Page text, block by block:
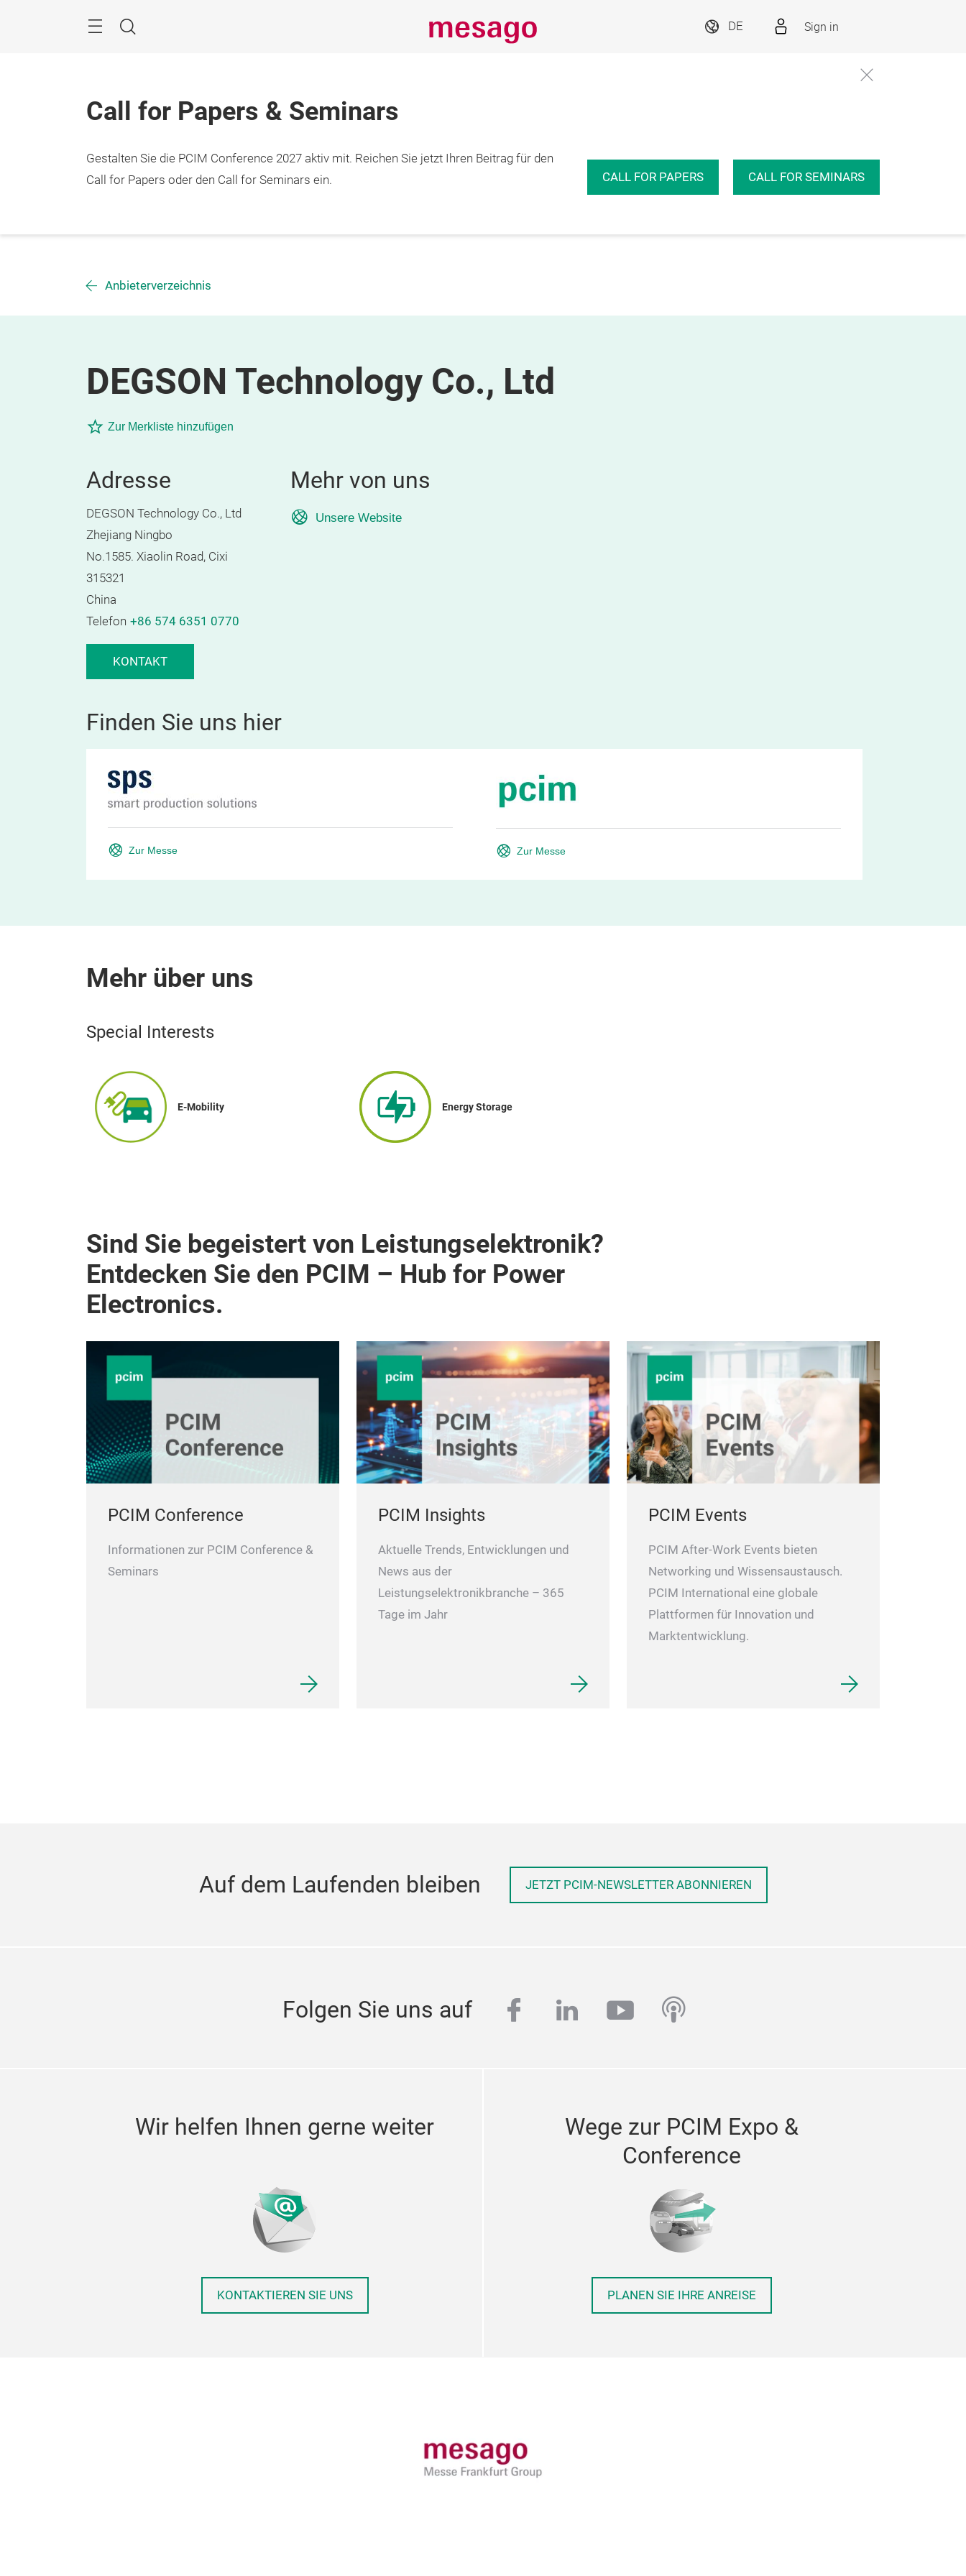
Suche
DE Sign in
Call for Papers & Seminars
Gestalten Sie die PCIM Conference 2027 aktiv mit. Reichen Sie jetzt Ihren Beitrag für den
Call for Papers oder den Call for Seminars ein.
CALL FOR PAPERS CALL FOR SEMINARS
Anbieterverzeichnis
DEGSON Technology Co., Ltd
Zur Merkliste hinzufügen
Adresse
DEGSON Technology Co., Ltd
Zhejiang Ningbo
No.1585. Xiaolin Road, Cixi
315321
China
Telefon +86 574 6351 0770
KONTAKT
Mehr von uns
Unsere Website
Finden Sie uns hier
Zur Messe Zur Messe
Mehr über uns
Special Interests
E-Mobility Energy Storage
Sind Sie begeistert von Leistungselektronik?
Entdecken Sie den PCIM – Hub for Power
Electronics.
PCIM Conference
Informationen zur PCIM Conference &
Seminars
PCIM Insights
Aktuelle Trends, Entwicklungen und
News aus der
Leistungselektronikbranche – 365
Tage im Jahr
PCIM Events
PCIM After-Work Events bieten
Networking und Wissensaustausch.
PCIM International eine globale
Plattformen für Innovation und
Marktentwicklung.
Auf dem Laufenden bleiben JETZT PCIM-NEWSLETTER ABONNIEREN
Folgen Sie uns auf facebook
linkedinyoutubepodcast
Wir helfen Ihnen gerne weiter
KONTAKTIEREN SIE UNS
Wege zur PCIM Expo &
Conference
PLANEN SIE IHRE ANREISE